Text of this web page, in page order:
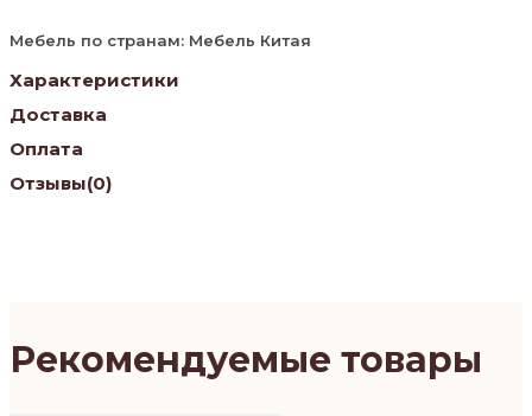
Мебель по странам: Мебель Китая
Характеристики
Доставка
Оплата
Отзывы(0)
Рекомендуемые товары